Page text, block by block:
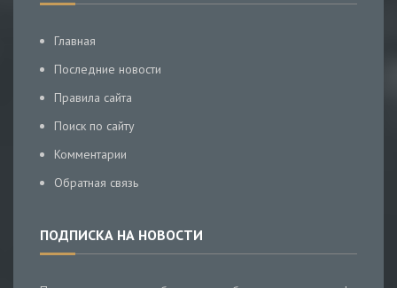
Главная
Последние новости
Правила сайта
Поиск по сайту
Комментарии
Обратная связь
ПОДПИСКА НА НОВОСТИ